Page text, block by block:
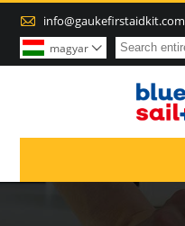
 info@gaukefirstaidkit.com
magyar 